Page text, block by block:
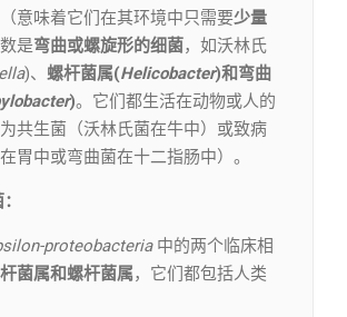
意味着它们在其环境中只需要少量
是弯曲或螺旋形的细菌，如沃林氏
)、 螺杆菌属(Helicobacter)和弯曲
)。它们都生活在动物或人的
共生菌（沃林氏菌在牛中）或致病
胃中或弯曲菌在十二指肠中）。
proteobacteria 中的两个临床相
菌属和螺杆菌属，它们都包括人类